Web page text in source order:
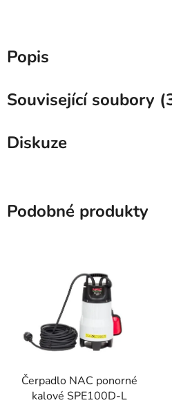
Popis
Související soubory
Diskuze
Podobné produkty
Čerpadlo NAC ponorné
kalové SPE100D-L